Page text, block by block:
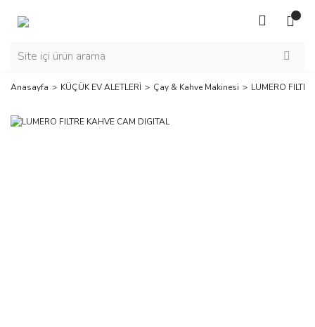
Anasayfa KÜÇÜK EV ALETLERİ Çay & Kahve Makinesi LUMERO